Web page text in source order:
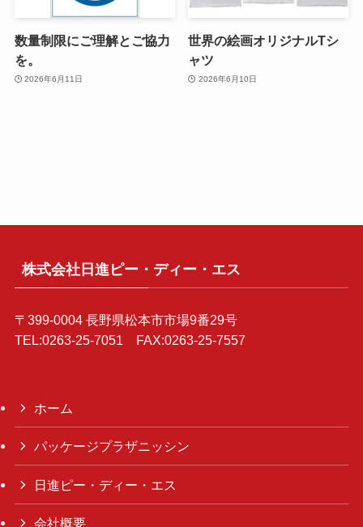
数量制限にご理解とご協力
を。
2026年6月11日
世界の絵画オリジナルTシ
ャツ
2026年6月10日
株式会社日進ピー・ディー・エス
〒399-0004 長野県松本市市場9番29号
TEL:0263-25-7051 FAX:0263-25-7557
ホーム
パッケージプラザニッシン
日進ピー・ディー・エス
会社概要